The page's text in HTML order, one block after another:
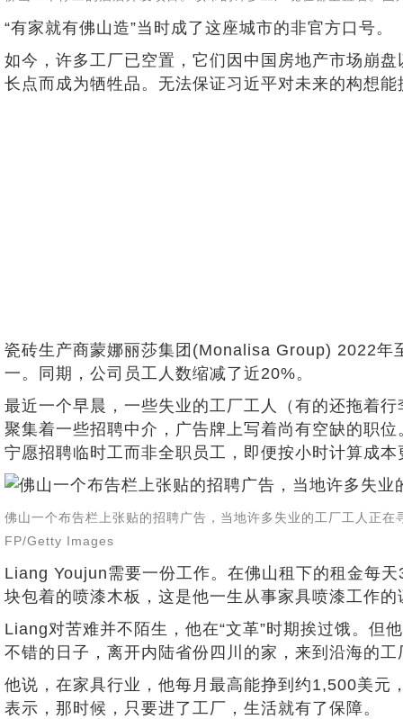
“有家就有佛山造”当时成了这座城市的非官方口号。
如今，许多工厂已空置，它们因中国房地产市场崩
长点而成为牺牲品。无法保证习近平对未来的构想
瓷砖生产商蒙娜丽莎集团(Monalisa Group) 2022年
一。同期，公司员工人数缩减了近20%。
最近一个早晨，一些失业的工厂工人（有的还拖着
聚集着一些招聘中介，广告牌上写着尚有空缺的职
宁愿招聘临时工而非全职员工，即便按小时计算成本
佛山一个布告栏上张贴的招聘广告，当地许多失业的工厂工人正
FP/Getty Images
Liang Youjun需要一份工作。在佛山租下的租金每
块包着的喷漆木板，这是他一生从事家具喷漆工作
Liang对苦难并不陌生，他在“文革”时期挨过饿。但
不错的日子，离开内陆省份四川的家，来到沿海的工
他说，在家具行业，他每月最高能挣到约1,500美元
表示，那时候，只要进了工厂，生活就有了保障。